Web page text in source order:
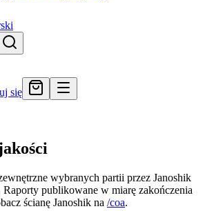
się
wybranych partii przez Janoshik
publikowane w miarę zakończenia
ścianę Janoshik na /coa.